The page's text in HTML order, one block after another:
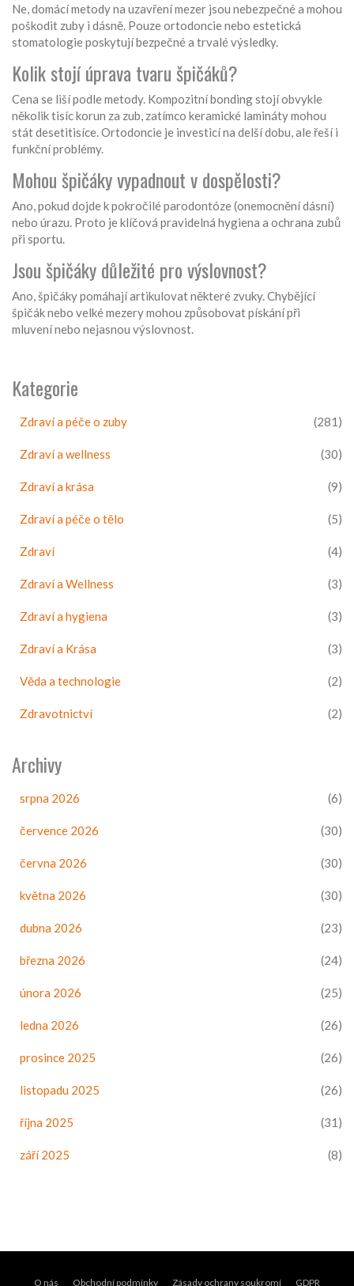
Ne, domácí metody na uzavření mezer jsou nebezpečné a mohou
poškodit zuby i dásně. Pouze ortodoncie nebo estetická
stomatologie poskytují bezpečné a trvalé výsledky.
Kolik stojí úprava tvaru špičáků?
Cena se liší podle metody. Kompozitní bonding stojí obvykle
několik tisíc korun za zub, zatímco keramické lamináty mohou
stát desetitisíce. Ortodoncie je investicí na delší dobu, ale řeší i
funkční problémy.
Mohou špičáky vypadnout v dospělosti?
Ano, pokud dojde k pokročilé parodontóze (onemocnění dásní)
nebo úrazu. Proto je klíčová pravidelná hygiena a ochrana zubů
při sportu.
Jsou špičáky důležité pro výslovnost?
Ano, špičáky pomáhají artikulovat některé zvuky. Chybějící
špičák nebo velké mezery mohou způsobovat pískání při
mluvení nebo nejasnou výslovnost.
Kategorie
Zdraví a péče o zuby (281)
Zdraví a wellness (30)
Zdraví a krása (9)
Zdraví a péče o tělo (5)
Zdraví (4)
Zdraví a Wellness (3)
Zdraví a hygiena (3)
Zdraví a Krása (3)
Věda a technologie (2)
Zdravotnictví (2)
Archivy
srpna 2026 (6)
července 2026 (30)
června 2026 (30)
května 2026 (30)
dubna 2026 (23)
března 2026 (24)
února 2026 (25)
ledna 2026 (26)
prosince 2025 (26)
listopadu 2025 (26)
října 2025 (31)
září 2025 (8)
O nás Obchodní podmínky Zásady ochrany soukromí GDPR